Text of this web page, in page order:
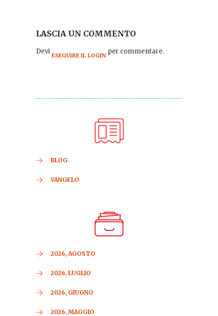
LASCIA UN COMMENTO
Devi ESEGUIRE IL LOGIN per commentare.
BLOG
VANGELO
2026, AGOSTO
2026, LUGLIO
2026, GIUGNO
2026, MAGGIO